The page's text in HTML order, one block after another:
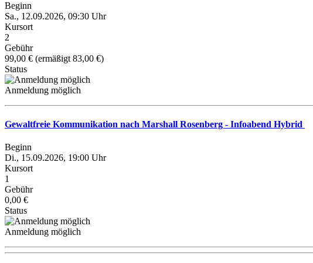
Beginn
Sa., 12.09.2026, 09:30 Uhr
Kursort
2
Gebühr
99,00 € (ermäßigt 83,00 €)
Status
Anmeldung möglich
Gewaltfreie Kommunikation nach Marshall Rosenberg - Infoabend Hybrid
Beginn
Di., 15.09.2026, 19:00 Uhr
Kursort
1
Gebühr
0,00 €
Status
Anmeldung möglich